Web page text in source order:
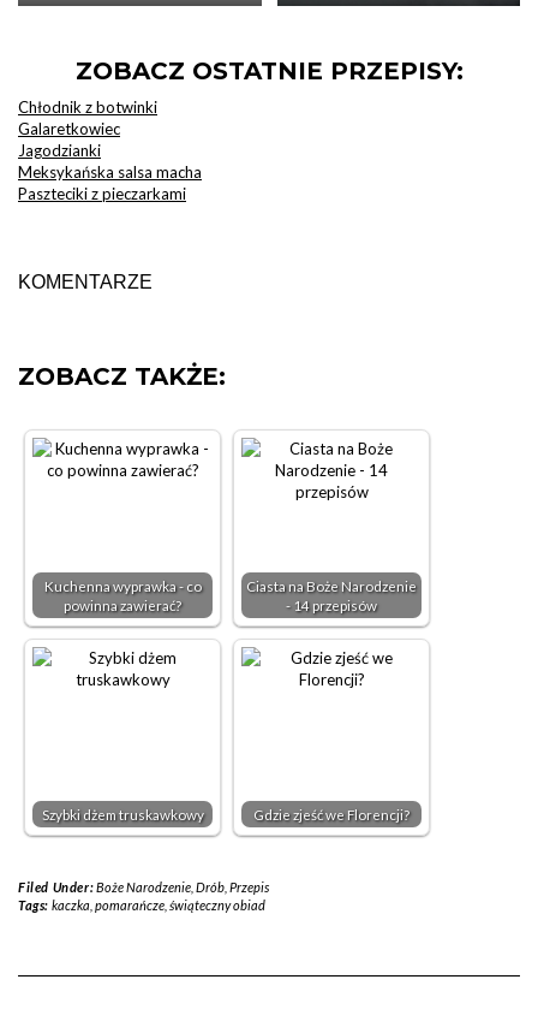
ZOBACZ OSTATNIE PRZEPISY:
Chłodnik z botwinki
Galaretkowiec
Jagodzianki
Meksykańska salsa macha
Paszteciki z pieczarkami
KOMENTARZE
ZOBACZ TAKŻE:
Kuchenna wyprawka - co
powinna zawierać?
Ciasta na Boże Narodzenie
- 14 przepisów
Szybki dżem truskawkowy Gdzie zjeść we Florencji?
Filed Under:Boże Narodzenie, Drób, Przepis
Tags: kaczka pomarańcze, świąteczny obiad